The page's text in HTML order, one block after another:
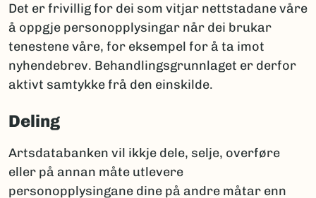
Det er frivillig for dei som vitjar nettstadane våre
å oppgje personopplysingar når dei brukar
tenestene våre, for eksempel for å ta imot
nyhendebrev. Behandlingsgrunnlaget er derfor
aktivt samtykke frå den einskilde.
Deling
Artsdatabanken vil ikkje dele, selje, overføre
eller på annan måte utlevere
personopplysingane dine på andre måtar enn